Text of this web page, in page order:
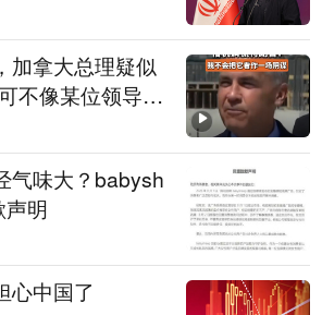
加拿大总理疑似
不像某位领导
谋”，全场哄笑
气味大？babysh
明
心中国了